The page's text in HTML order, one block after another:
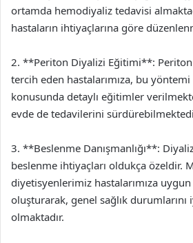
ortamda hemodiyaliz tedavisi
hastaların ihtiyaçlarına göre
2. **Periton Diyalizi Eğitimi**:
tercih eden hastalarımıza, bu yöntemi
konusunda detaylı eğitimler
evde de tedavilerini
3. **Beslenme Danışmanlığı**:
beslenme ihtiyaçları oldukça özeldir.
diyetisyenlerimiz hastalarımıza
oluşturarak, genel sağlık durumlarını
olmaktadır.